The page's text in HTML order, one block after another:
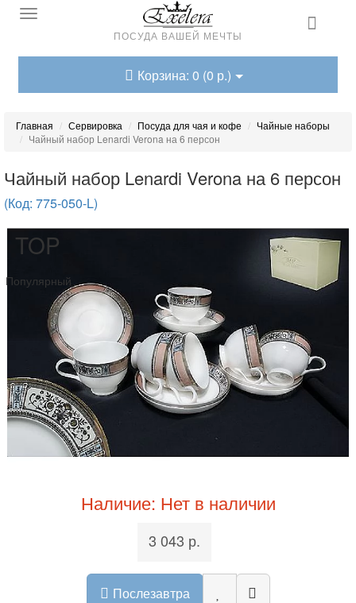
ПОСУДА ВАШЕЙ МЕЧТЫ
Корзина: 0 (0 р.)
Главная Сервировка Посуда для чая и кофе
Чайные наборы
Чайный набор Lenardi Verona на 6 персон
Чайный набор Lenardi Verona на 6 персон
(Код: 775-050-L)
TOP
Популярный
Наличие: Нет в наличии
3 043 р.
Послезавтра